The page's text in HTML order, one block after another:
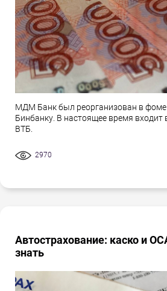
МДМ Банк был реорганизован в фоме
Бинбанку. В настоящее время входит
ВТБ.
2970
Автострахование: каско и
знать